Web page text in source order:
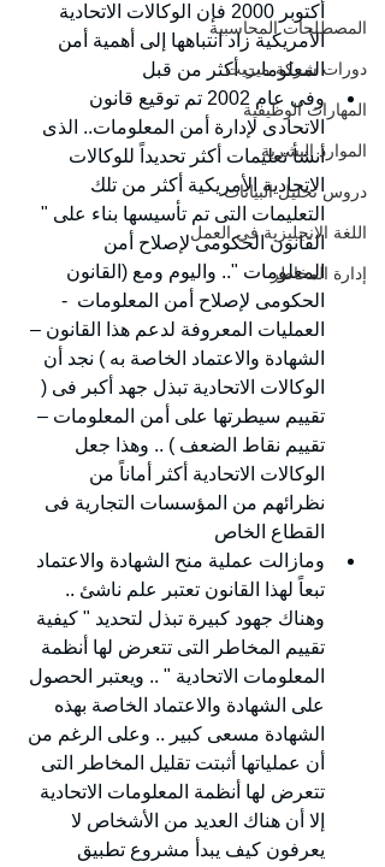
المصطلحات المحاسبية
دورات شركة ميريت
المهارات الوظيفية
الموارد البشرية
دروس تحليل البيانات
اللغة الانجليزية في العمل
إدارة المخاطر
أكتوبر 2000 فإن الوكالات الاتحادية
الأمريكية زاد انتباهها إلى أهمية أمن
المعلومات أكثر من قبل
وفى عام 2002 تم توقيع قانون
الاتحادى لإدارة أمن المعلومات.. الذى
أنشأ تعليمات أكثر تحديداً للوكالات
الاتحادية الأمريكية أكثر من تلك
التعليمات التى تم تأسيسها بناء على "
القانون الحكومى لإصلاح أمن
المعلومات ".. واليوم ومع (القانون
الحكومى لإصلاح أمن المعلومات  -
العمليات المعروفة لدعم هذا القانون –
الشهادة والاعتماد الخاصة به ) نجد أن
الوكالات الاتحادية تبذل جهد أكبر فى (
تقييم سيطرتها على أمن المعلومات –
تقييم نقاط الضعف ) .. وهذا جعل
الوكالات الاتحادية أكثر أماناً من
نظرائهم من المؤسسات التجارية فى
القطاع الخاص
ومازالت عملية منح الشهادة والاعتماد
تبعاً لهذا القانون تعتبر علم ناشئ ..
وهناك جهود كبيرة تبذل لتحديد " كيفية
تقييم المخاطر التى تتعرض لها أنظمة
المعلومات الاتحادية " .. ويعتبر الحصول
على الشهادة والاعتماد الخاصة بهذه
الشهادة مسعى كبير .. وعلى الرغم من
أن عملياتها أثبتت تقليل المخاطر التى
تتعرض لها أنظمة المعلومات الاتحادية
إلا أن هناك العديد من الأشخاص لا
يعرفون كيف يبدأ مشروع تطبيق